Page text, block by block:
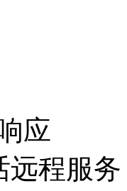
应
远程服务